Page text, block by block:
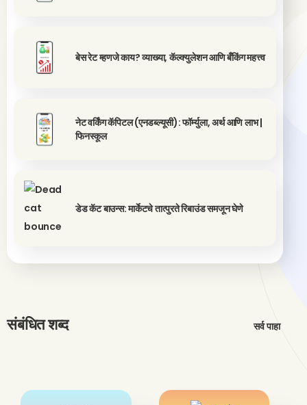
बेस रेट म्हणजे काय? व्याख्या, कॅल्क्युलेशन आणि बँकिंग महत्त्व
नेट वर्किंग कॅपिटल (एनडब्ल्यूसी): फॉर्म्युला, अर्थ आणि लाभ |
फिनस्कूल
डेड कॅट बाउन्स: मार्केटचे तात्पुरते रिबाउंड समजून घेणे
संबंधित शब्द सर्व पाहा